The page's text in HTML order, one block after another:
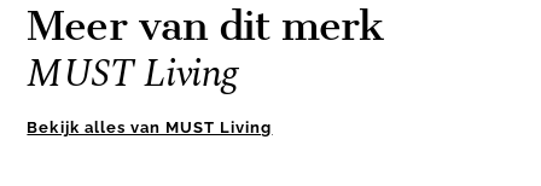
Meer van dit merk
MUST Living
Bekijk alles van MUST Living